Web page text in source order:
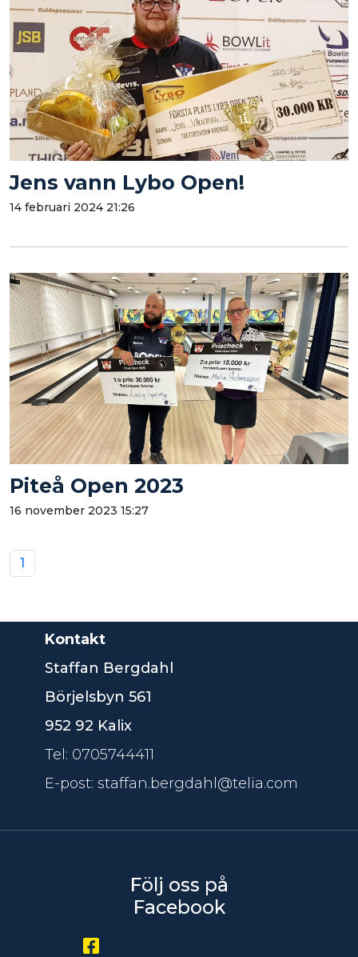
Jens vann Lybo Open!
14 februari 2024 21:26
Piteå Open 2023
16 november 2023 15:27
1
Kontakt
Staffan Bergdahl
Börjelsbyn 561
952 92 Kalix
Tel: 0705744411
E-post: staffan.bergdahl@telia.com
Följ oss på
Facebook